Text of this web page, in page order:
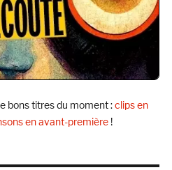
bons titres du moment :clips en
en avant-première !